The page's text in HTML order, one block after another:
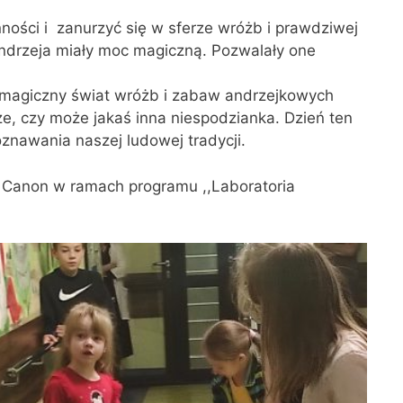
i zanurzyć się w sferze wróżb i prawdziwej
miały moc magiczną. Pozwalały one
świat wróżb i zabaw andrzejkowych
czy może jakaś inna niespodzianka. Dzień ten
naszej ludowej tradycji.
w ramach programu ,,Laboratoria